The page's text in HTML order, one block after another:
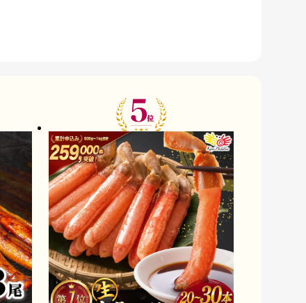
ております。
るものと入らないものがございます。また製
ております。
発送しております。
ゃんちゃん焼きやお弁当のおかずとしても良
卓に彩りを与えてくれます。
鮭フレーク 鮭クリームパスタ グラタン 等